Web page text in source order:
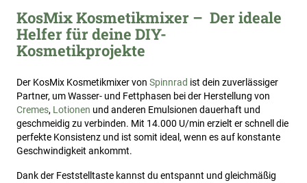
KosMix Kosmetikmixer – Der ideale
Helfer für deine DIY-
Kosmetikprojekte
Der KosMix Kosmetikmixer von Spinnrad ist dein zuverlässiger
Partner, um Wasser- und Fettphasen bei der Herstellung von
Cremes, Lotionen und anderen Emulsionen dauerhaft und
geschmeidig zu verbinden. Mit 14.000 U/min erzielt er schnell die
perfekte Konsistenz und ist somit ideal, wenn es auf konstante
Geschwindigkeit ankommt.
Dank der Feststelltaste kannst du entspannt und gleichmäßig